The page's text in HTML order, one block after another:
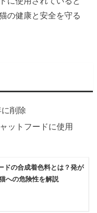
の健康と安全を守る
削除
ットフードに使用
ドの合成着色料とは？発が
への危険性を解説